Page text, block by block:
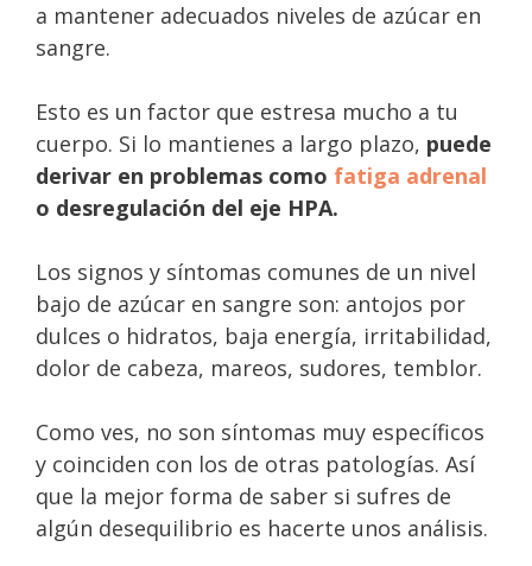
a mantener adecuados niveles de azúcar en
sangre.
Esto es un factor que estresa mucho a tu
cuerpo. Si lo mantienes a largo plazo, puede
derivar en problemas como fatiga adrenal
o desregulación del eje HPA.
Los signos y síntomas comunes de un nivel
bajo de azúcar en sangre son: antojos por
dulces o hidratos, baja energía, irritabilidad,
dolor de cabeza, mareos, sudores, temblor.
Como ves, no son síntomas muy específicos
y coinciden con los de otras patologías. Así
que la mejor forma de saber si sufres de
algún desequilibrio es hacerte unos análisis.